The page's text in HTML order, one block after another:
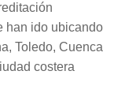
han ido ubicando
Toledo, Cuenca
costera